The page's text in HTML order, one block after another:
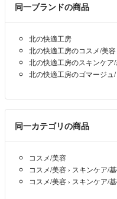
同一ブランドの商品
北の快適工房
北の快適工房のコスメ/美容
北の快適工房のスキンケア
北の快適工房のゴマージュ
同一カテゴリの商品
コスメ/美容
コスメ/美容 › スキンケア/
コスメ/美容 › スキンケア/